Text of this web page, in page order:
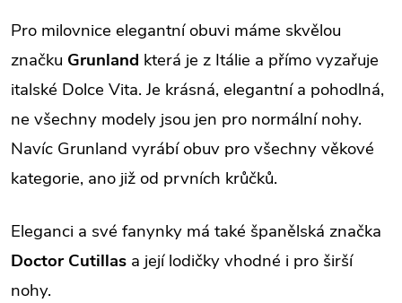
Pro milovnice elegantní obuvi máme skvělou
značku Grunland která je z Itálie a přímo vyzařuje
italské Dolce Vita. Je krásná, elegantní a pohodlná,
ne všechny modely jsou jen pro normální nohy.
Navíc Grunland vyrábí obuv pro všechny věkové
kategorie, ano již od prvních krůčků.
Eleganci a své fanynky má také španělská značka
Doctor Cutillas a její lodičky vhodné i pro širší
nohy.